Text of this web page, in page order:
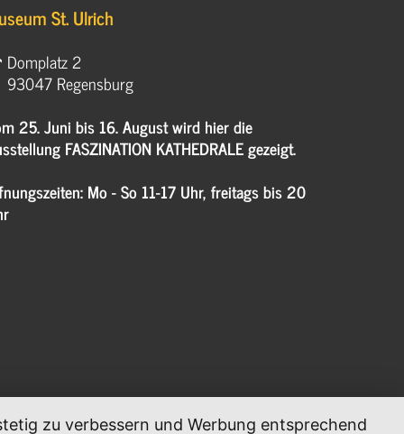
St. Ulrich
Domplatz 2
93047 Regensburg
25. Juni bis 16. August wird hier die
FASZINATION KATHEDRALE gezeigt.
Mo - So 11-17 Uhr, freitags bis 20
zu verbessern und Werbung entsprechend